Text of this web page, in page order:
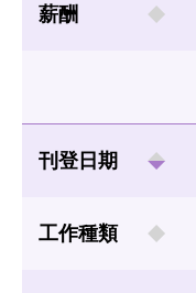
薪酬
刊登日期
工作種類